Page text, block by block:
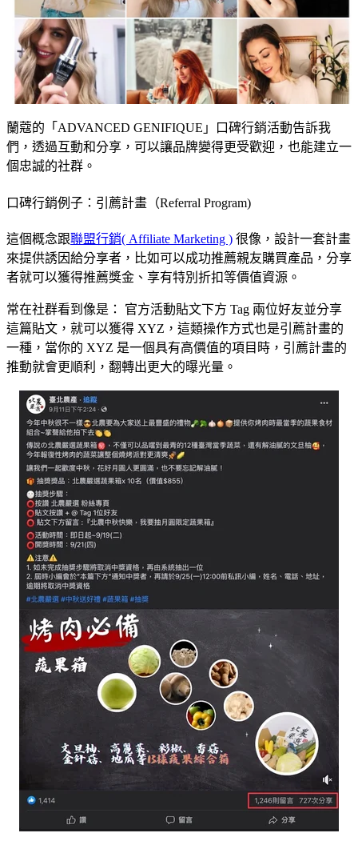
蘭蔻的「ADVANCED GENIFIQUE」口碑行銷活動告訴我
們，透過互動和分享，可以讓品牌變得更受歡迎，也能建立一
個忠誠的社群。
口碑行銷例子： 引薦計畫（Referral Program)
這個概念跟聯盟行銷( Affiliate Marketing ) 很像，設計一套計畫
來提供誘因給分享者，比如可以成功推薦親友購買產品，分享
者就可以獲得推薦獎金、享有特別折扣等價值資源。
常在社群看到像是： 官方活動貼文下方 Tag 兩位好友並分享
這篇貼文，就可以獲得 XYZ，這類操作方式也是引薦計畫的
一種，當你的 XYZ 是一個具有高價值的項目時，引薦計畫的
推動就會更順利，翻轉出更大的曝光量。